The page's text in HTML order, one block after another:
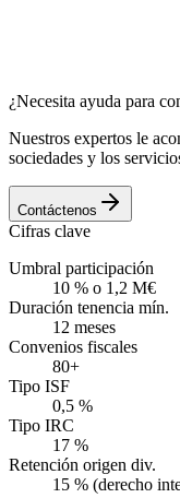
¿Necesita ayuda para
Nuestros expertos le
sociedades y los
Contáctenos
Cifras clave
Umbral participación
10 % o 1,2 M€
Duración tenencia mín.
12 meses
Convenios fiscales
80+
Tipo ISF
0,5 %
Tipo IRC
17 %
Retención origen div.
15 % (derecho